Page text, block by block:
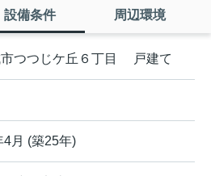
設備条件 周辺環境
市つつじケ丘６丁目 戸建て
4月 (築25年)